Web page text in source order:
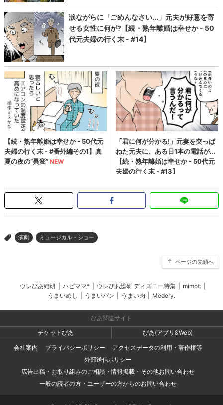
> 演劇 ミュージカル・ショー
ページの先頭へ
ウレぴあ総研 ハピママ* ウレぴあ総研 ディズニー特集 mimot.
うまいめし
うまいパン うまい肉 Medery.
ぴあ関連サイト
チケットぴあ
ぴあ(アプリ&Web)
会社案内
プライバシーポリシー
アクセスデータの利用・著作権等
外部送信ポリシー
広告出稿・お取り組みのご相談・情報掲載・その他お問い合わせ
一般の読者の方・ユーザーの方からのお問い合わせ